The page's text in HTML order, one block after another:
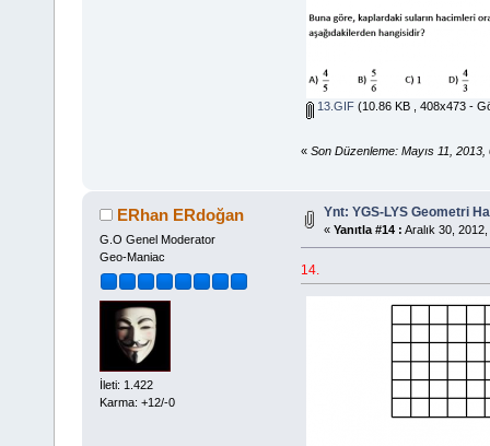
13.GIF(10.86 KB , 408x473 -
« Son Düzenleme: Mayıs 11,
ERhan ERdoğan
G.O Genel Moderator
Geo-Maniac
İleti: 1.422
Karma: +12/-0
Ynt: YGS-LYS Geometri
« Yanıtla #14 : Aralık 30,
14.